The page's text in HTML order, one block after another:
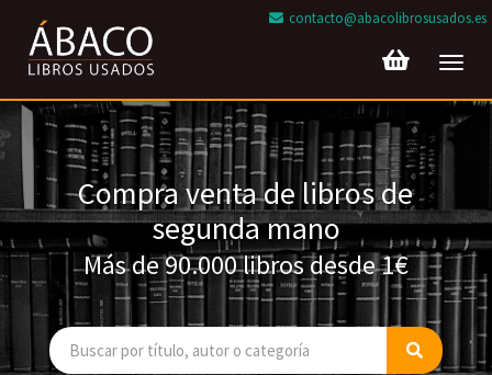
contacto@abacolibrosusados.es
Compra venta de libros de
segunda mano
Más de 90.000 libros desde 1€